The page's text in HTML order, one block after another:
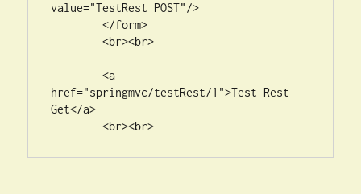
value="TestRest POST"/>
	</form>
	<br><br>
	<a
href="springmvc/testRest/1">Test Rest
Get</a>
	<br><br>